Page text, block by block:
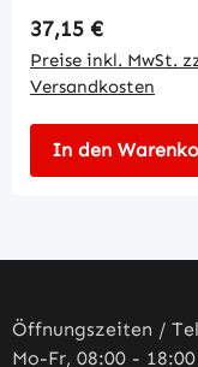
Regulärer Preis:
37,15 €
Preise inkl. MwSt.
Versandkosten
In den
Öffnungszeiten /
Mo-Fr, 08:00 -